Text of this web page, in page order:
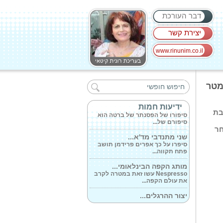
דבר העורכת
יצירת קשר
www.rinunim.co.il
ידיעות חמות
סיפור היכרות אישית רבת שנים עם
יעקב שחם...
הפסנתר שהתגלגל...
סיפורו של הפסנתר של ברטה הוא
סיפורם של...
שני מתנדבי מד'א...
סיפרו על כך אפרים פרידמן תושב
פתח תקווה...
מותג הקפה הבינלאומי...
Nespresso עשו זאת במטרה לקרב
את עולם הקפה...
יצור ההרגלים...
ספר לגילאי 3-7. האם שני היצורים